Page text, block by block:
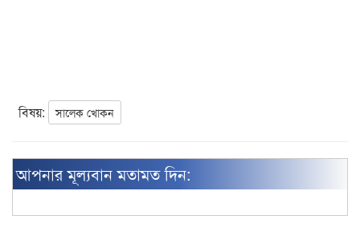
বিষয়: সালেক খোকন
আপনার মূল্যবান মতামত দিন: